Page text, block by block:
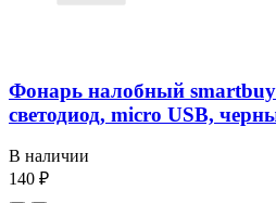
Фонарь налобный
светодиод, micro USB,
В наличии
140 ₽